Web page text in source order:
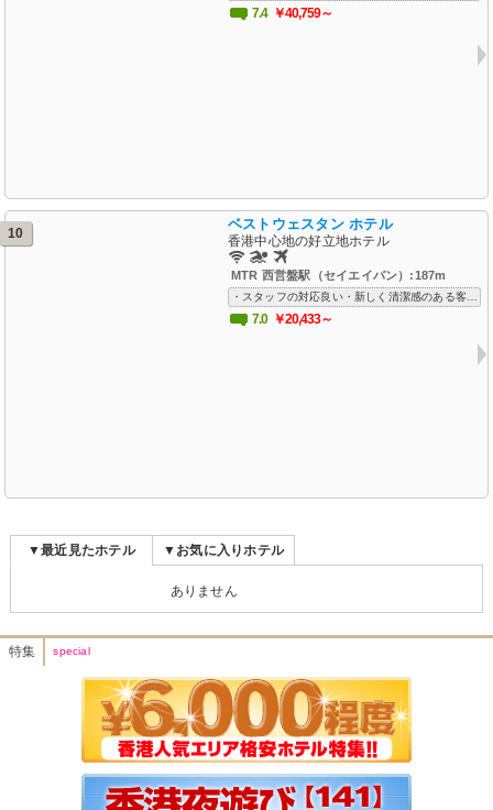
7.4 ￥40,759～
10
ベストウェスタン ホテル
香港中心地の好立地ホテル
MTR 西営盤駅（セイエイバン）:187m
7.0 ￥20,433～
▼最近見たホテル
ありません
▼お気に入りホテル
特集 special